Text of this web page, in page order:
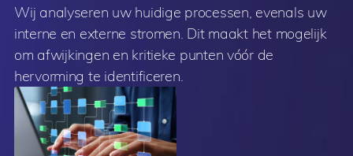
Wij analyseren uw huidige processen, evenals uw
interne en externe stromen. Dit maakt het mogelijk
om afwijkingen en kritieke punten vóór de
hervorming te identificeren.